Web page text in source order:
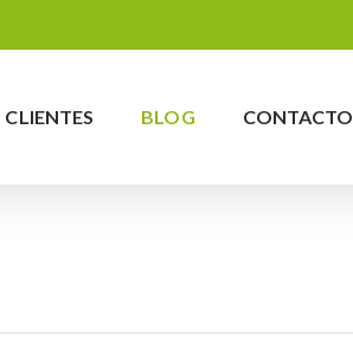
CLIENTES BLOG CONTACTO